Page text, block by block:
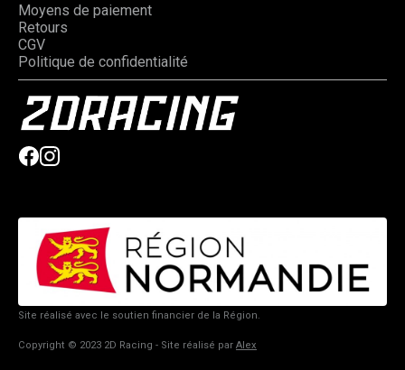
Moyens de paiement
Retours
CGV
Politique de confidentialité
Site réalisé avec le soutien financier de la Région.
Copyright © 2023 2D Racing - Site réalisé par Alex